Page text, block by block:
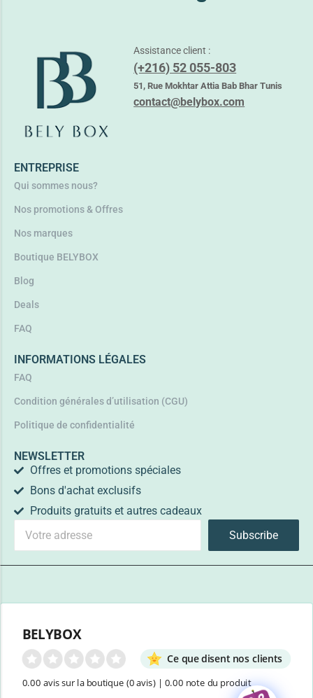
ALANIA HUILE SECHE PAILLETEE 60ML
TND 31,900TND
Ajouter au panier
Assistance client :
(+216) 52 055-803
51, Rue Mokhtar Attia Bab Bhar Tunis
contact@belybox.com
ENTREPRISE
Qui sommes nous?
Nos promotions & Offres
Nos marques
Boutique BELYBOX
Blog
Deals
FAQ
INFORMATIONS LÉGALES
FAQ
Condition générales d’utilisation (CGU)
Politique de confidentialité
NEWSLETTER
Offres et promotions spéciales
Bons d'achat exclusifs
Produits gratuits et autres cadeaux
Subscribe
BELYBOX
Ce que disent nos clients
0.00 avis sur la boutique (0 avis)| 0.00 note du produit